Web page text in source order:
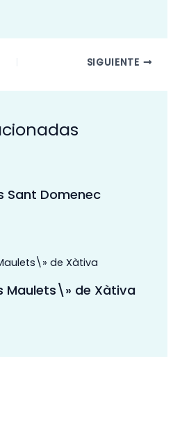
SIGUIENTE
Sant Domenec
Maulets\» de Xàtiva